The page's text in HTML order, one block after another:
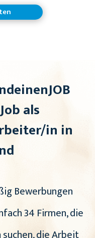
als
in in
Bewerbungen
34 Firmen, die